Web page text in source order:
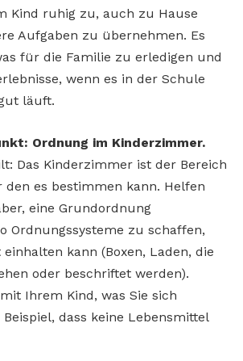
Kind ruhig zu, auch zu Hause
Aufgaben zu übernehmen. Es
für die Familie zu erledigen und
wenn es in der Schule
läuft.
Ordnung im Kinderzimmer.
Das Kinderzimmer ist der Bereich
den es bestimmen kann. Helfen
eine Grundordnung
Ordnungssysteme zu schaffen,
kann (Boxen, Laden, die
oder beschriftet werden).
Ihrem Kind, was Sie sich
dass keine Lebensmittel